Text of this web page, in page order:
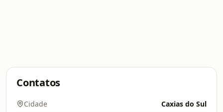
Contatos
Cidade Caxias do Sul